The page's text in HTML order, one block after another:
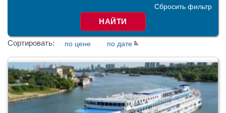
Сбросить фильтр
НАЙТИ
Сортировать: по цене по дате